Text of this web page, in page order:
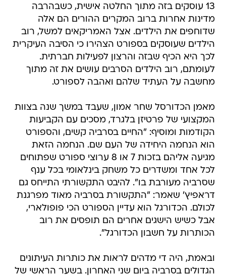
13 עוסקים בזה מתוך החלטה אישית, כשבהרבה
מדינות אחרות ברוב המקרים ההורים הם אלה
שדוחפים את הילדים. אצל האמריקאים למשל, רוב
הילדים שעוסקים בספורט הצהירו כי הסיבה העיקרית
לכך היא הכיף שבזה והרצון לפעילות חברתית.
לעומתם, רוב הילדים הסרבים עושים את זה מתוך
מחשבה על העתיד שלהם ואהבה לספורט.
מאמן הכדורסל שחר אמון, שעבד במשך שנה בצוות
המקצועי של פרטיזן בלגרד, מסכים עם הקביעות
הקודמות ומוסיף: "החיים בסרביה קשים, והספורט
הוא הנחמה היחידה של העם שם. הנחמה הזאת
מגיעה אליהם בזכות 7 או 8 ערוצי ספורט שפתוחים
לכל אחד ומשדרים כל משחק בינלאומי בכל ענף
שסרביה מעורבת בו". להיבט התקשורתי התייחס גם
דראפיץ' שאמר: "התקשורת בסרביה מאוד מפרגנת
לכולם. הכדורגל הוא עדיין הספורט הכי פופולארי,
אבל כשיש הישגים אחרים הם תופסים את רוב
הכותרות על חשבון הכדורגל".
ובאמת, היה די מדהים לראות את כותרות העיתונים
הגדולים בסרביה ביום שני האחרון. בשער הראשי של